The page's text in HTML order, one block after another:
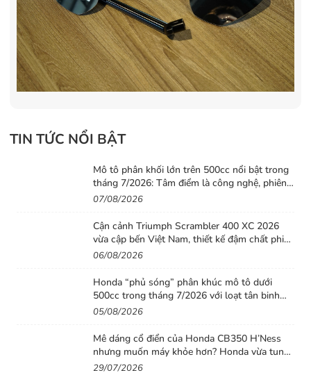
TIN TỨC NỔI BẬT
Mô tô phân khối lớn trên 500cc nổi bật trong
tháng 7/2026: Tâm điểm là công nghệ, phiên
bản giới hạn và những cấu hình “đỉnh”
07/08/2026
Cận cảnh Triumph Scrambler 400 XC 2026
vừa cập bến Việt Nam, thiết kế đậm chất phiêu
lưu cùng mức giá dễ tiếp cận
06/08/2026
Honda “phủ sóng” phân khúc mô tô dưới
500cc trong tháng 7/2026 với loạt tân binh
đáng chú ý
05/08/2026
Mê dáng cổ điển của Honda CB350 H’Ness
nhưng muốn máy khỏe hơn? Honda vừa tung
ra lời giải với CB500 mới
29/07/2026